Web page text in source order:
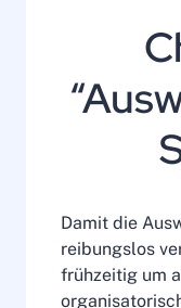
Damit die
reibungslos
frühzeitig um